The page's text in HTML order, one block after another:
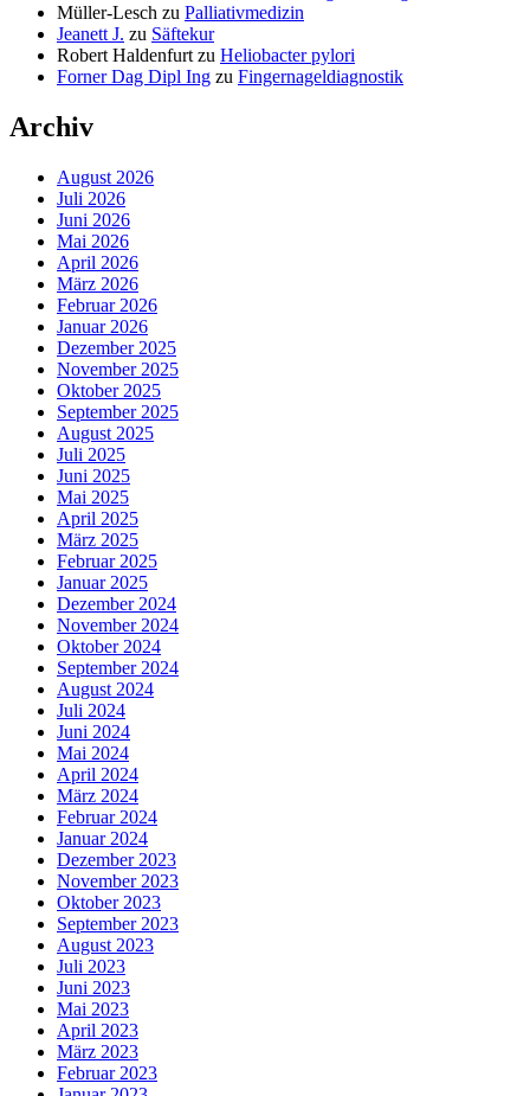
Müller-Lesch zu Palliativmedizin
Jeanett J. zu Säftekur
Robert Haldenfurt zu Heliobacter pylori
Forner Dag Dipl Ing zu Fingernageldiagnostik
Archiv
August 2026
Juli 2026
Juni 2026
Mai 2026
April 2026
März 2026
Februar 2026
Januar 2026
Dezember 2025
November 2025
Oktober 2025
September 2025
August 2025
Juli 2025
Juni 2025
Mai 2025
April 2025
März 2025
Februar 2025
Januar 2025
Dezember 2024
November 2024
Oktober 2024
September 2024
August 2024
Juli 2024
Juni 2024
Mai 2024
April 2024
März 2024
Februar 2024
Januar 2024
Dezember 2023
November 2023
Oktober 2023
September 2023
August 2023
Juli 2023
Juni 2023
Mai 2023
April 2023
März 2023
Februar 2023